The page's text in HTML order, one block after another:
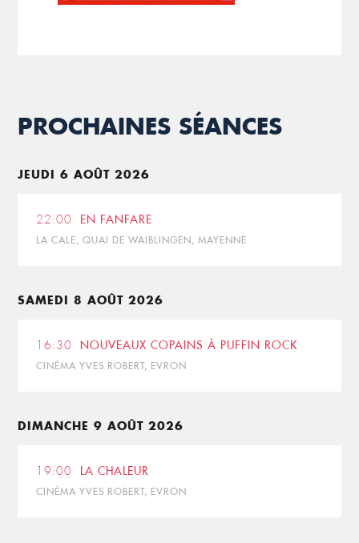
PROCHAINES SÉANCES
JEUDI 6 AOÛT 2026
22:00 EN FANFARE
LA CALE, QUAI DE WAIBLINGEN, MAYENNE
SAMEDI 8 AOÛT 2026
16:30 NOUVEAUX COPAINS À PUFFIN ROCK
CINÉMA YVES ROBERT, EVRON
DIMANCHE 9 AOÛT 2026
19:00 LA CHALEUR
CINÉMA YVES ROBERT, EVRON